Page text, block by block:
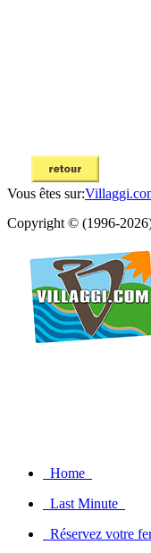
Vous êtes sur:
Copyright © (1996-
Home
Last Minute
Réservez votre